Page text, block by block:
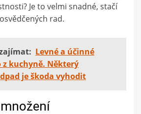
Je to velmi snadné, stačí
rad.
Levné a účinné
kuchyně. Některý
je škoda vyhodit